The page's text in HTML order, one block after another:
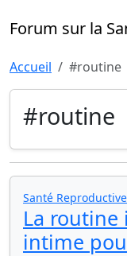
Forum sur la
Accueil #routine
#routine
Santé Reproductive
La routine
intime